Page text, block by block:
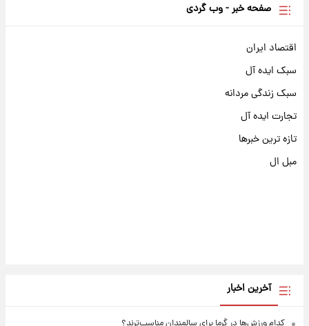
صفحه خبر - وب گردی
اقتصاد ایران
سبک ایده آل
سبک زندگی مردانه
تجارت ایده آل
تازه ترین خبرها
مبل ال
آخرین اخبار